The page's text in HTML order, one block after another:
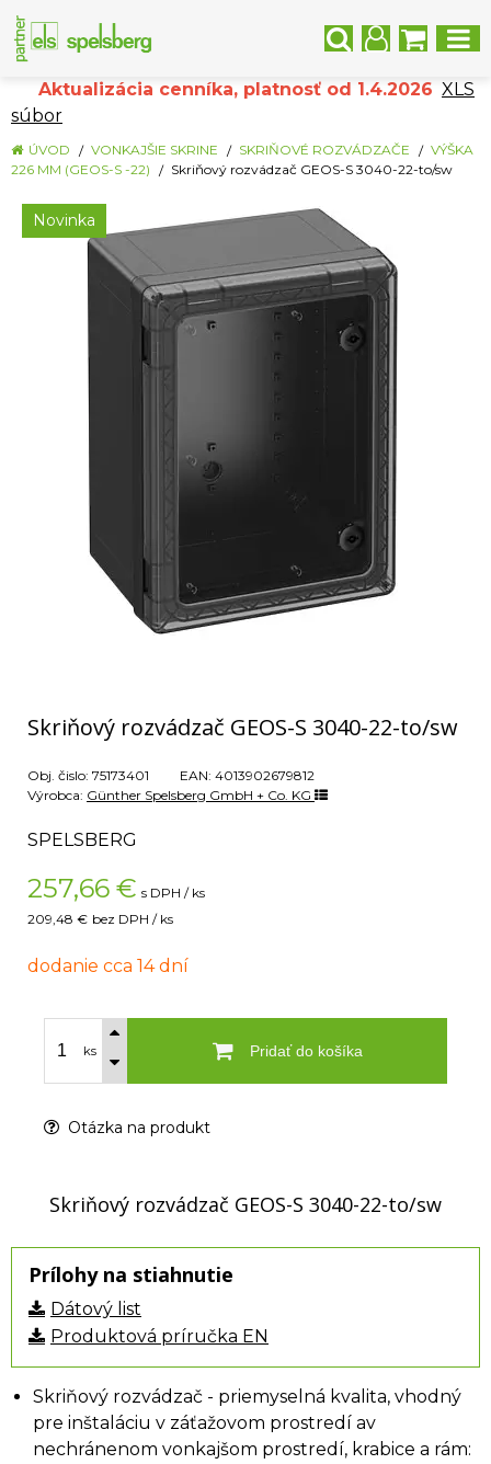
Aktualizácia cenníka, platnosť od 1.4.2026 XLS
súbor
ÚVOD VONKAJŠIE SKRINE SKRIŇOVÉ ROZVÁDZAČE
VÝŠKA
226 MM (GEOS-S -22)
Skriňový rozvádzač GEOS-S 3040-22-to/sw
Novinka
Skriňový rozvádzač GEOS-S 3040-22-to/sw
Obj. čislo: 75173401 EAN: 4013902679812
Výrobca: Günther Spelsberg GmbH + Co. KG
SPELSBERG
257,66 € s DPH / ks
209,48 € bez DPH / ks
dodanie cca 14 dní
ks Pridať do košíka
Otázka na produkt
Skriňový rozvádzač GEOS-S 3040-22-to/sw
Prílohy na stiahnutie
Dátový list
Produktová príručka EN
Skriňový rozvádzač - priemyselná kvalita, vhodný
pre inštaláciu v záťažovom prostredí av
nechránenom vonkajšom prostredí, krabice a rám: